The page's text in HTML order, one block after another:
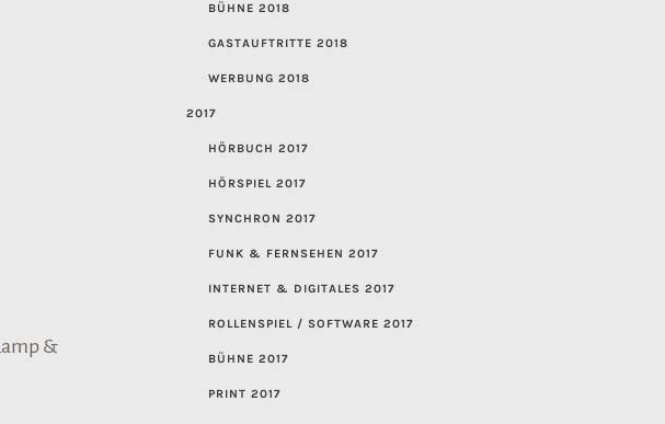
&
BÜHNE 2018
GASTAUFTRITTE 2018
WERBUNG 2018
2017
HÖRBUCH 2017
HÖRSPIEL 2017
SYNCHRON 2017
FUNK & FERNSEHEN 2017
INTERNET & DIGITALES 2017
ROLLENSPIEL / SOFTWARE 2017
BÜHNE 2017
PRINT 2017